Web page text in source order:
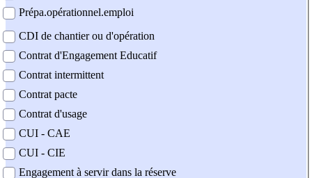
Prépa.opérationnel.emploi
CDI de chantier ou d'opération
Contrat d'Engagement Educatif
Contrat intermittent
Contrat pacte
Contrat d'usage
CUI - CAE
CUI - CIE
Engagement à servir dans la réserve